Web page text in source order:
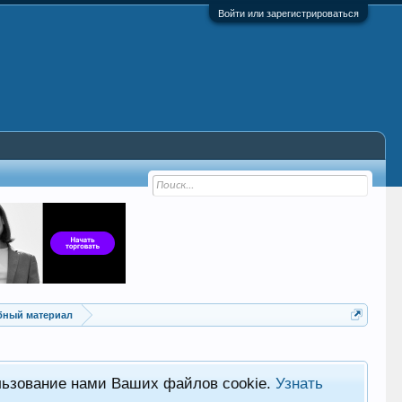
Войти или зарегистрироваться
материал
нами Ваших файлов cookie.Узнать